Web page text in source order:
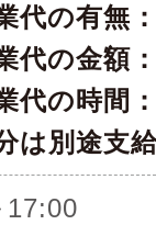
代の有無
代の金額
代の時間
は別途支
17:00